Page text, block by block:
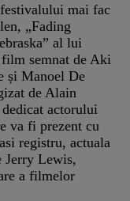
mai fac
„Fading
al lui
semnat de Aki
și Manoel De
de Alain
actorului
va fi prezent cu
registru, actuala
Jerry Lewis,
a filmelor